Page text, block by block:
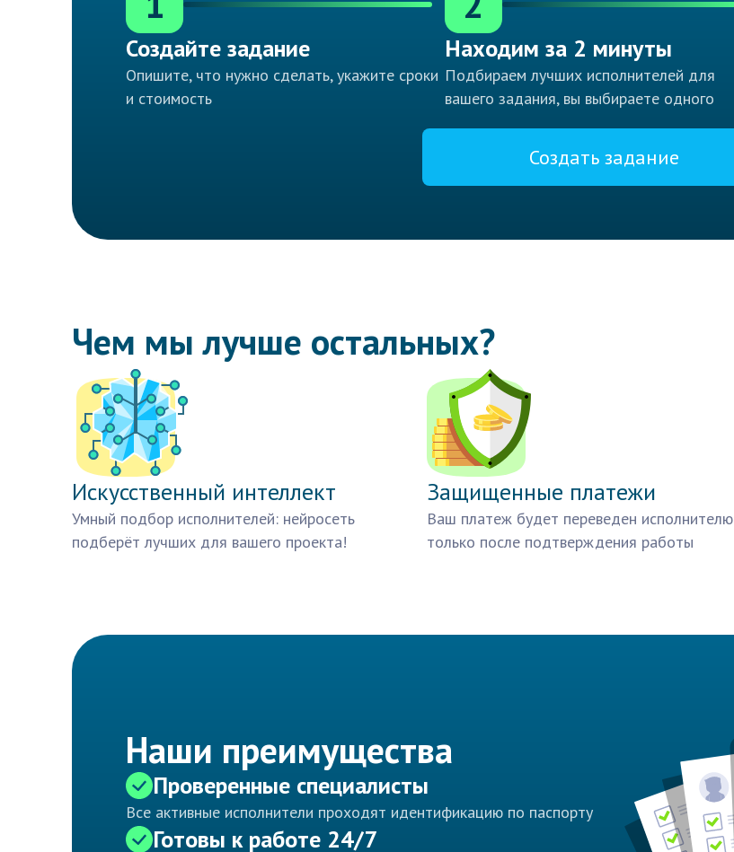
Создайте задание
Опишите, что нужно сделать, укажите сроки
и стоимость
Находим за 2 минуты
Подбираем лучших исполнителей для
вашего задания, вы выбираете одного
Создать задание
Чем мы лучше остальных?
Искусственный интеллект
Умный подбор исполнителей: нейросеть
подберёт лучших для вашего проекта!
Защищенные платежи
Ваш платеж будет переведен исполнителю
только после подтверждения работы
Наши преимущества
Проверенные специалисты
Все активные исполнители проходят идентификацию по паспорту
Готовы к работе 24/7